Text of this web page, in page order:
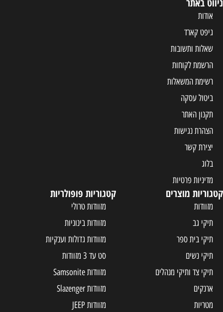
ניווט באתר
אודות
גיפט קארד
שאלות ותשובות
הרשמת לקוחות
רשימת המשאלות
ביטול עסקה
תקנון האתר
הצהרת נגישות
יצירת קשר
בלוג
מדיניות פרטיות
קטגוריות מוצרים
מזוודות
תיקי גב
תיקי בית ספר
תיקי נשים
תיקי צד ותיקי מנהלים
ארנקים
מטריות
קטגוריות פופולריות
מזוודות טרולי
מזוודות בינוניות
מזוודות גדולות וענקיות
סט עד 3 מזוודות
מזוודות Samsonite
מזוודות Slazenger
מזוודות JEEP